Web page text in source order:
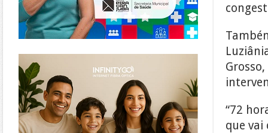
“72
que vai
https://www.infinitygo.com.br/